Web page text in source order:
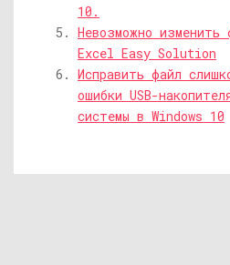
10.
Невозможно изменить
Excel Easy Solution
Исправить файл
ошибки USB-
системы в Windows 10